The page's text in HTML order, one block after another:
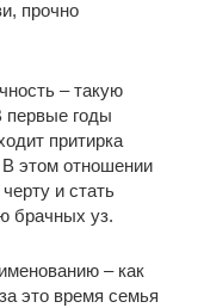
прочно
– такую
первые годы
притирка
В этом отношении
и стать
брачных уз.
– как
это время семья